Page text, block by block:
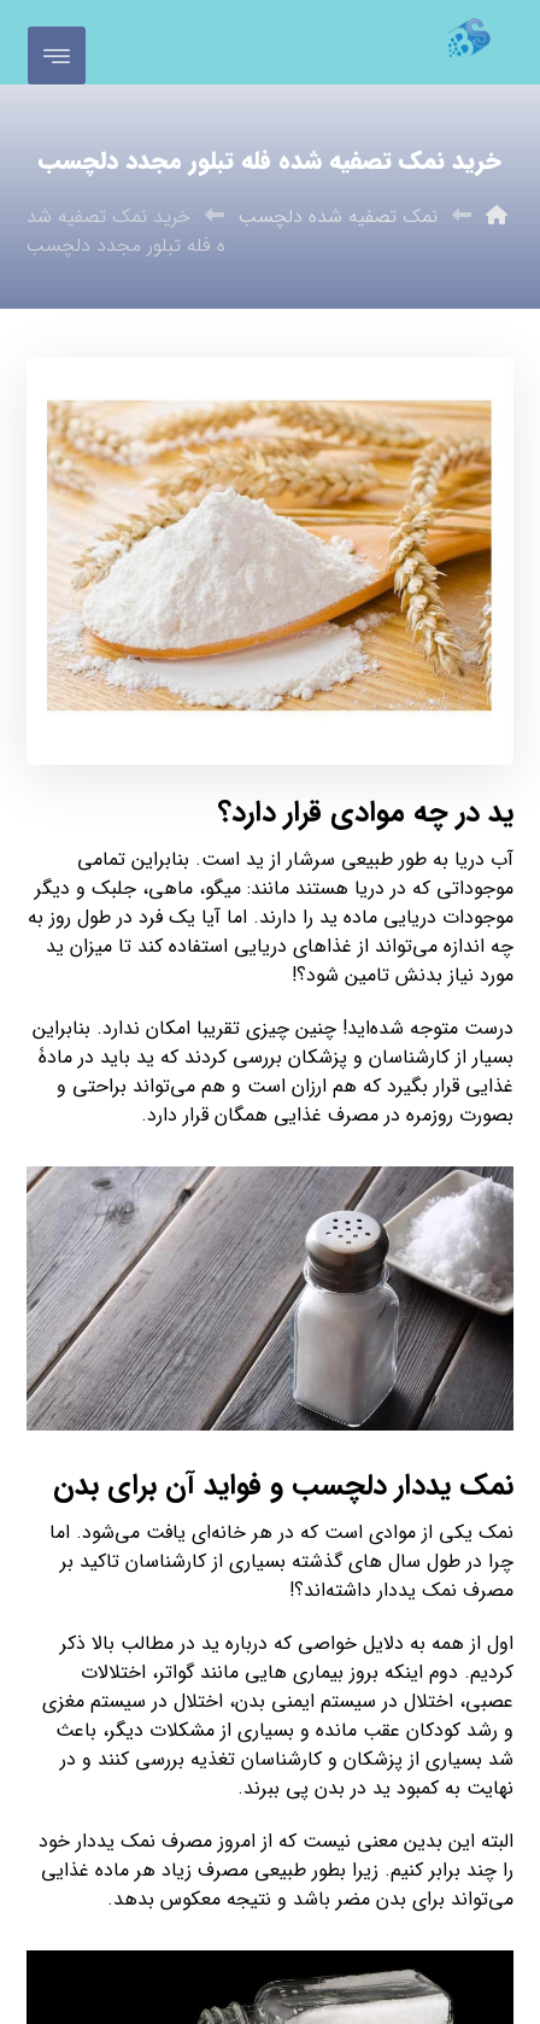
خرید نمک تصفیه شده فله تبلور مجدد دلچسب
نمک تصفیه شده دلچسب
خرید نمک تصفیه شد
ه فله تبلور مجدد دلچسب
ید در چه موادی قرار دارد؟
آب دریا به طور طبیعی سرشار از ید است. بنابراین تمامی
موجوداتی که در دریا هستند مانند: میگو، ماهی، جلبک و دیگر
موجودات دریایی ماده ید را دارند. اما آیا یک فرد در طول روز به
چه اندازه می‌تواند از غذاهای دریایی استفاده کند تا میزان ید
مورد نیاز بدنش تامین شود؟!
درست متوجه شده‌اید! چنین چیزی تقریبا امکان ندارد. بنابراین
بسیار از کارشناسان و پزشکان بررسی کردند که ید باید در مادۀ
غذایی قرار بگیرد که هم ارزان است و هم می‌تواند براحتی و
بصورت روزمره در مصرف غذایی همگان قرار دارد.
نمک یددار دلچسب و فواید آن برای بدن
نمک یکی از موادی است که در هر خانه‌ای یافت می‌شود. اما
چرا در طول سال های گذشته بسیاری از کارشناسان تاکید بر
مصرف نمک یددار داشته‌اند؟!
اول از همه به دلایل خواصی که درباره ید در مطالب بالا ذکر
کردیم. دوم اینکه بروز بیماری هایی مانند گواتر، اختلالات
عصبی، اختلال در سیستم ایمنی بدن، اختلال در سیستم مغزی
و رشد کودکان عقب مانده و بسیاری از مشکلات دیگر، باعث
شد بسیاری از پزشکان و کارشناسان تغذیه بررسی کنند و در
نهایت به کمبود ید در بدن پی ببرند.
البته این بدین معنی نیست که از امروز مصرف نمک یددار خود
را چند برابر کنیم. زیرا بطور طبیعی مصرف زیاد هر ماده غذایی
می‌تواند برای بدن مضر باشد و نتیجه معکوس بدهد.